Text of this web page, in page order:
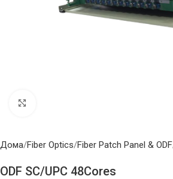
Дома Fiber Optics Fiber Patch Panel & ODF
ODF SC/UPC 48Cores